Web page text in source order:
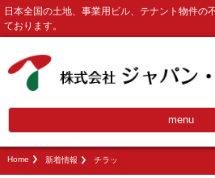
日本全国の土地、事業用ビル、テナント物件の
ております。
menu
Home 新着情報 チラッ